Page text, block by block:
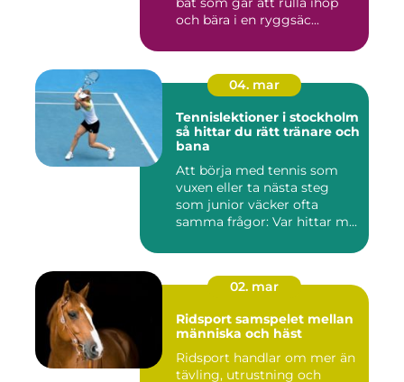
och bära i en ryggsäc...
04. mar
Tennislektioner i stockholm
så hittar du rätt tränare och
bana
Att börja med tennis som
vuxen eller ta nästa steg
som junior väcker ofta
samma frågor: Var hittar m...
02. mar
Ridsport samspelet mellan
människa och häst
Ridsport handlar om mer än
tävling, utrustning och